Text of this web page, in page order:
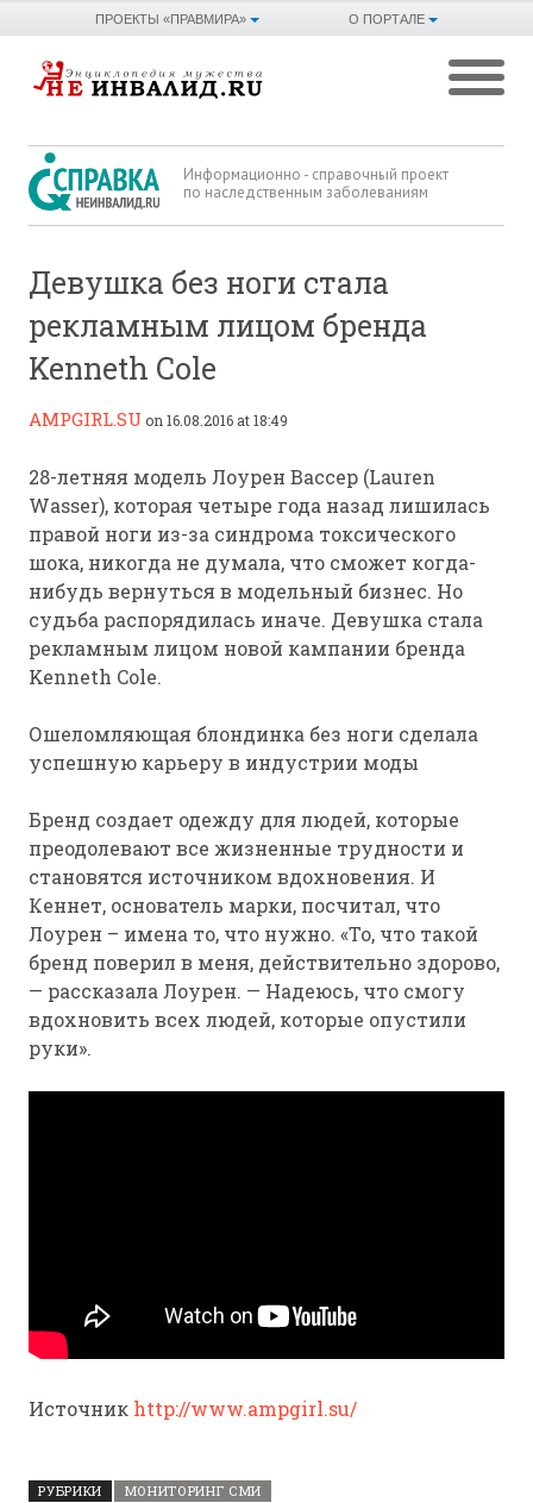
О ПОРТАЛЕ
ПРОЕКТЫ «ПРАВМИРА»
Информационно - справочный проект
по наследственным заболеваниям
Девушка без ноги стала
рекламным лицом бренда
Kenneth Cole
AMPGIRL.SU on 16.08.2016 at 18:49
28-летняя модель Лоурен Вассер (Lauren
Wasser), которая четыре года назад лишилась
правой ноги из-за синдрома токсического
шока, никогда не думала, что сможет когда-
нибудь вернуться в модельный бизнес. Но
судьба распорядилась иначе. Девушка стала
рекламным лицом новой кампании бренда
Kenneth Cole.
Ошеломляющая блондинка без ноги сделала
успешную карьеру в индустрии моды
Бренд создает одежду для людей, которые
преодолевают все жизненные трудности и
становятся источником вдохновения. И
Кеннет, основатель марки, посчитал, что
Лоурен – имена то, что нужно. «То, что такой
бренд поверил в меня, действительно здорово,
— рассказала Лоурен. — Надеюсь, что смогу
вдохновить всех людей, которые опустили
руки».
Источник http://www.ampgirl.su/
РУБРИКИ
МОНИТОРИНГ СМИ